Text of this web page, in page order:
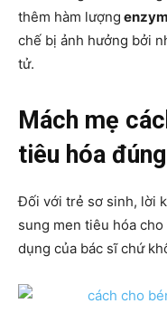
thêm hàm lượng
chế bị ảnh hưởng bởi
tử.
Mách mẹ
tiêu hóa đúng
Đối với trẻ sơ sinh, lời
sung men tiêu hóa
dụng của bác sĩ chứ